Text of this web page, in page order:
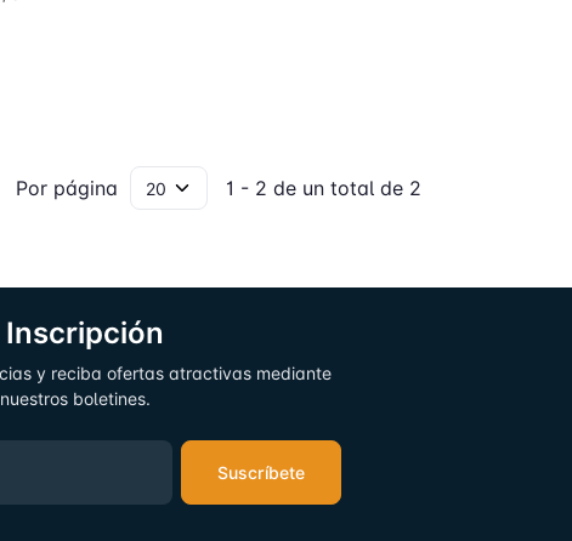
Por página 1 - 2 de un total de 2
y reciba ofertas atractivas mediante
boletines.
Suscríbete